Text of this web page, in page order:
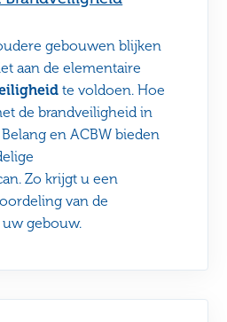
gebouwen blijken
aan de elementaire
te voldoen. Hoe
de brandveiligheid in
en ACBW bieden
Zo krijgt u een
van de
gebouw.